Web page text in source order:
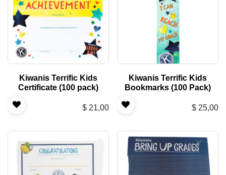
Kiwanis Terrific Kids
Certificate (100 pack)
$ 21,00
Kiwanis Terrific Kids
Bookmarks (100 Pack)
$ 25,00